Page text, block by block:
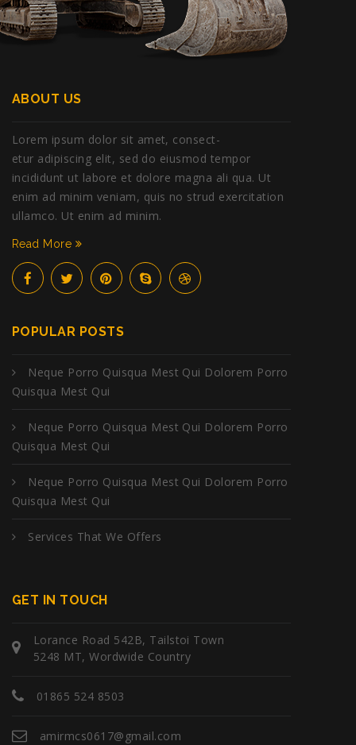
ABOUT US
Lorem ipsum dolor sit amet, consect-
etur adipiscing elit, sed do eiusmod tempor
incididunt ut labore et dolore magna ali qua. Ut
enim ad minim veniam, quis no strud exercitation
ullamco. Ut enim ad minim.
Read More
POPULAR POSTS
Neque Porro Quisqua Mest Qui Dolorem Porro
Quisqua Mest Qui
Neque Porro Quisqua Mest Qui Dolorem Porro
Quisqua Mest Qui
Neque Porro Quisqua Mest Qui Dolorem Porro
Quisqua Mest Qui
Services That We Offers
GET IN TOUCH
Lorance Road 542B, Tailstoi Town
5248 MT, Wordwide Country
01865 524 8503
amirmcs0617@gmail.com